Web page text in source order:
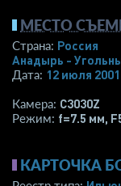
МЕСТО
Страна: Россия
Анадырь -
Дата: 12 июля 2001
Камера: C3030Z
Режим: f=7.5 мм,
КАРТОЧКА